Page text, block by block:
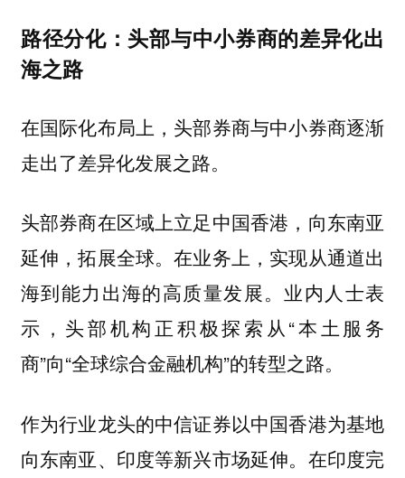
路径分化：头部与中小券商的差异化出
海之路
在国际化布局上，头部券商与中小券商逐渐
走出了差异化发展之路。
头部券商在区域上立足中国香港，向东南亚
延伸，拓展全球。在业务上，实现从通道出
海到能力出海的高质量发展。业内人士表
示，头部机构正积极探索从“本土服务
商”向“全球综合金融机构”的转型之路。
作为行业龙头的中信证券以中国香港为基地
向东南亚、印度等新兴市场延伸。在印度完